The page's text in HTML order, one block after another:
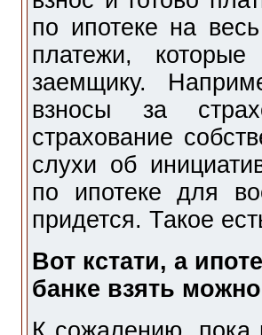
по ипотеке на
платежи,
заемщику.
взносы за
страхование
слухи об
по ипотеке для
придется. Такое
Вот кстати, а
банке взять